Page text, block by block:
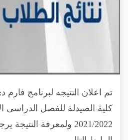
تم اعلان النتيجه لبرنامج
كلية الصيدلة للفصل الدراسى
2021/2022 ولمعرفة